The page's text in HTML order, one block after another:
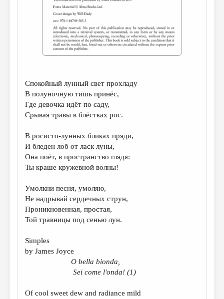
ДАЙДЖЕСТ
ПРОИЗВЕДЕНИЯ
ДЕТСКАЯ КОМНАТА
КНИЖНАЯ ПОЛКА
ОБЗОР ЛИТЕРАТУРЫ
СТРАНИЦЫ ПАМЯТИ
ОБЪЯВЛЕНИЯ
КОЛОНКА РЕДАКТОРА
РЕДКОЛЛЕГИЯ
ОТ РЕДАКЦИИ
МАЛАЯ ПРОЗА
ЭССЕИСТИКА
ЛИТЕРАТУРОВЕДЕНИЕ
КУЛЬТУРОВЕДЕНИЕ
ПУБЛИЦИСТИКА
Спокойный лунный свет прохладу
В полуночную тишь принёс,
Где девочка идёт по саду,
Срывая травы в блёстках рос.
В росисто-лунных бликах пряди,
И бледен лоб от ласк луны,
Она поёт, в пространство глядя:
Ты краше кружевной волны!
Умолкни песня, умоляю,
Не надрывай сердечных струн,
Проникновенная, простая,
Той травницы под сенью лун.
Simples
by James Joyce
О bella bionda,
Sei come l'onda! (1)
Of cool sweet dew and radiance mild